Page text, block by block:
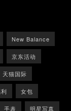
New Balance
京东活动
天猫国际
女包
手表 明星写真